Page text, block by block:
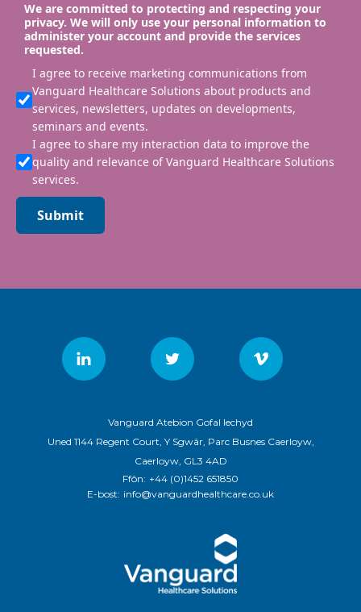
We are committed to protecting and respecting your
privacy. We will only use your personal information to
administer your account and provide the services
requested.
I agree to receive marketing communications from
Vanguard Healthcare Solutions about products and
services, newsletters, updates on developments,
seminars and events.
I agree to share my interaction data to improve the
quality and relevance of Vanguard Healthcare Solutions
services.
Submit
Vanguard Atebion Gofal Iechyd
Uned 1144 Regent Court, Y Sgwâr, Parc Busnes Caerloyw,
Caerloyw, GL3 4AD
Ffôn: +44 (0)1452 651850
E-bost: info@vanguardhealthcare.co.uk